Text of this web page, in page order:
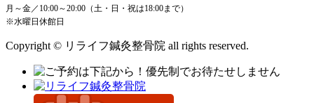
月～金／10:00～20:00（土・日・祝は18:00まで）
※水曜日休館日
Copyright © リライフ鍼灸整骨院 all rights reserved.